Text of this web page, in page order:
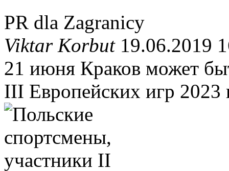
PR dla Zagranicy
Viktar Korbut19.06.2019
21 июня Краков может
III Европейских игр 2023